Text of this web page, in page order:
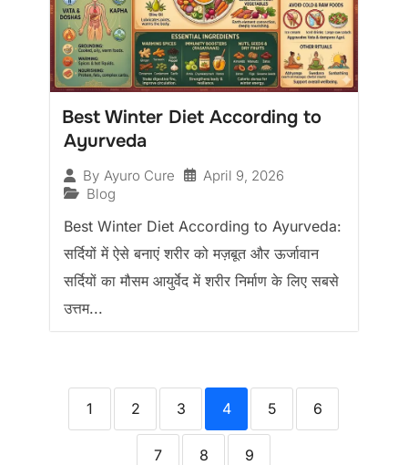
Best Winter Diet According to
Ayurveda
By Ayuro Cure
April 9, 2026
Blog
Best Winter Diet According to Ayurveda:
सर्दियों में ऐसे बनाएं शरीर को मज़बूत और ऊर्जावान
सर्दियों का मौसम आयुर्वेद में शरीर निर्माण के लिए सबसे
उत्तम...
1 2 3 4 5 6
7 8 9